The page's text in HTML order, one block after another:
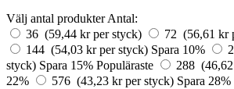
Välj antal produkterAntal:
36 (59,44 kr per styck)
72 (56,61 kr
144 (54,03 kr per styck) Spara 10%
styck) Spara 15% Populäraste 288
22%
576 (43,23 kr per styck) Spara 28%